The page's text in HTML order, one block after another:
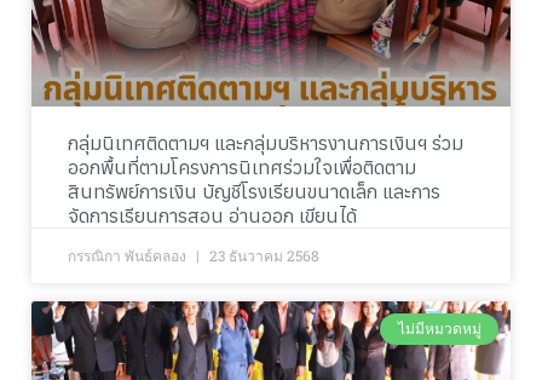
กลุ่มนิเทศติดตามฯ และกลุ่มบริหารงานการเงินฯ ร่วม
ออกพื้นที่ตามโครงการนิเทศร่วมใจเพื่อติดตาม
สินทรัพย์การเงิน บัญชีโรงเรียนขนาดเล็ก และการ
จัดการเรียนการสอน อ่านออก เขียนได้
กรรณิกา พันธ์คลอง 23 ธันวาคม 2568
ไม่มีหมวดหมู่